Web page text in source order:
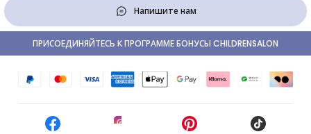
Напишите нам
ПРИСОЕДИНЯЙТЕСЬ К ПРОГРАММЕ БОНУСЫ CHILDRENSALON